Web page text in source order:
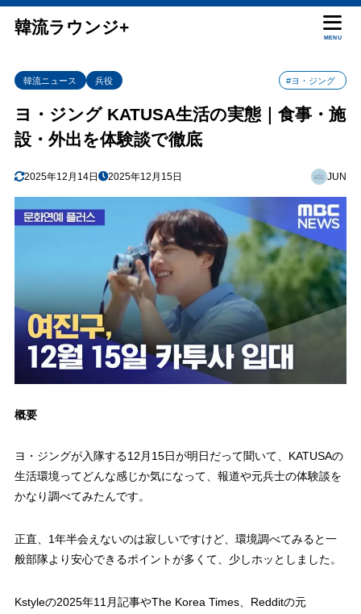
韓流ラウンジ+
MENU
韓流ニュース 兵役 #ヨ・ジング
ヨ・ジング KATUSA生活の実態｜食事・施
設・外出を体験談で徹底
2025年12月14日 2025年12月15日 JUN
概要
ヨ・ジングが入隊する12月15日が明日だって聞いて、KATUSAの
生活環境ってどんな感じか気になって、報道や元兵士の体験談を
かなり調べてみたんです。
正直、1年半会えないのは寂しいですけど、環境調べてみると一
般部隊より安心できるポイントが多くて、少しホッとしました。
Kstyleの2025年11月記事やThe Korea Times、Redditの元